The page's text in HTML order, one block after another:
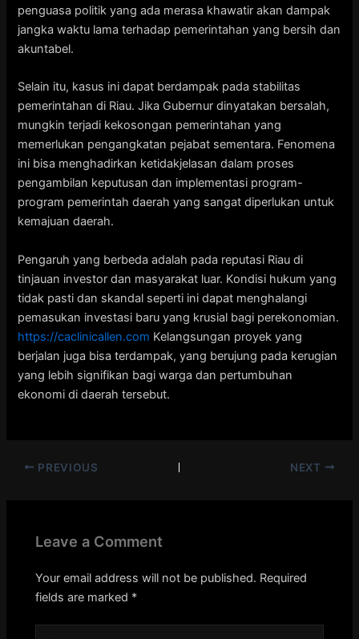
penguasa politik yang ada merasa khawatir akan dampak
jangka waktu lama terhadap pemerintahan yang bersih dan
akuntabel.
Selain itu, kasus ini dapat berdampak pada stabilitas
pemerintahan di Riau. Jika Gubernur dinyatakan bersalah,
mungkin terjadi kekosongan pemerintahan yang
memerlukan pengangkatan pejabat sementara. Fenomena
ini bisa menghadirkan ketidakjelasan dalam proses
pengambilan keputusan dan implementasi program-
program pemerintah daerah yang sangat diperlukan untuk
kemajuan daerah.
Pengaruh yang berbeda adalah pada reputasi Riau di
tinjauan investor dan masyarakat luar. Kondisi hukum yang
tidak pasti dan skandal seperti ini dapat menghalangi
pemasukan investasi baru yang krusial bagi perekonomian.
https://caclinicallen.com Kelangsungan proyek yang
berjalan juga bisa terdampak, yang berujung pada kerugian
yang lebih signifikan bagi warga dan pertumbuhan
ekonomi di daerah tersebut.
PREVIOUS NEXT
Leave a Comment
Your email address will not be published. Required
fields are marked *